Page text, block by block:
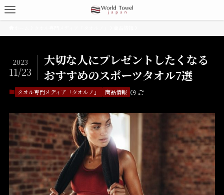
大切な人にプレゼントしたくなる
おすすめのスポーツタオル7選
2023
11/23
タオル専門メディア「タオルノ」 商品情報